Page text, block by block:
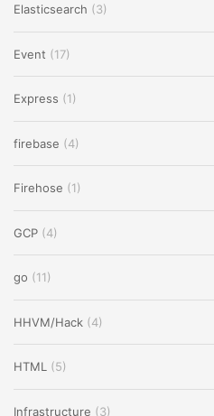
Elasticsearch (3)
Event (17)
Express (1)
firebase (4)
Firehose (1)
GCP (4)
go (11)
HHVM/Hack (4)
HTML (5)
Infrastructure (3)